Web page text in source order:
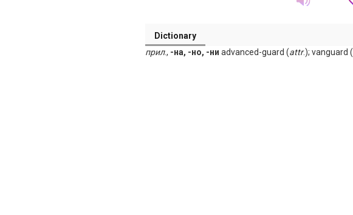
Dictionary
прил., -на, -но, -ни advanced-guard (attr.); vanguard (